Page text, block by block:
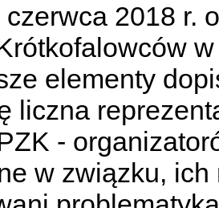
2018 r.
elementy
liczna
-
w związku,